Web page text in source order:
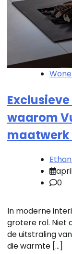
waarom
maatwerk
0
In moderne
grotere rol. Niet
de uitstraling
die warmte […]